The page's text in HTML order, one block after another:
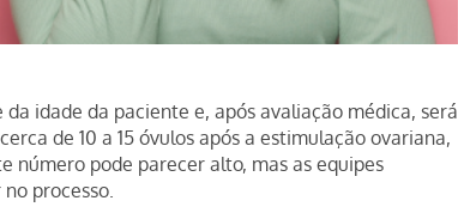
idade da paciente e, após avaliação médica, será
de 10 a 15 óvulos após a estimulação ovariana,
número pode parecer alto, mas as equipes
processo.